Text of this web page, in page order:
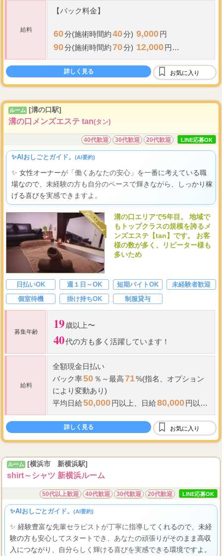
給料
【バック料金】
60分(施術時間約40分) 9,000円
90分(施術時間約70分) 12,000円
120分(施術時間約100分)15,000円
※deep lymphを
...
詳しく見る お気に入り
ルーム [溝の口駅]
溝の口メンズエステ tan(タン)
40代歓迎 30代歓迎 20代歓迎 LINE応募OK
✨AIおしごとガイド。 (AI要約)
✨ 女性オーナーが「働くあなたの安心」を一番に考えている職
場なので、未経験の方も自分のペースで輝きながら、しっかり稼
げる喜びを実感できますよ。
溝の口エリアで5年目。 地域で
もトップクラスの規模を誇るメ
ンズエステ【tan】です。 お客
様の数が多く、リピーター様も
多いため
日払いOK 週１日～OK 短期バイトOK
未経験者歓迎
個室待機
掛け持ちOK 制服貸与
募集年齢 19歳以上〜
40代の方も多く活躍しています！
給料
全額現金日払い
バック率50 ％～最高71%(指名、オプション
により変動あり)
平均日給50,000円以上、 日給80,000円以上
も可能です!!
指名料全額支給(
雑費や諸経費等一切...
詳しく見る お気に入り
ルーム [横浜市 新横浜駅]
shirt～シャツ 新横浜ルーム
50代以上歓迎 40代歓迎 30代歓迎 20代歓迎 LINE応募OK
✨AIおしごとガイド。 (AI要約)
✨ 経験豊富な先輩セラピストが丁寧に指導してくれるので、未経
験の方も安心してスタートでき、あなたの頑張りがそのまま高収
入につながり、自分らしく輝ける喜びを実感できる環境ですよ。